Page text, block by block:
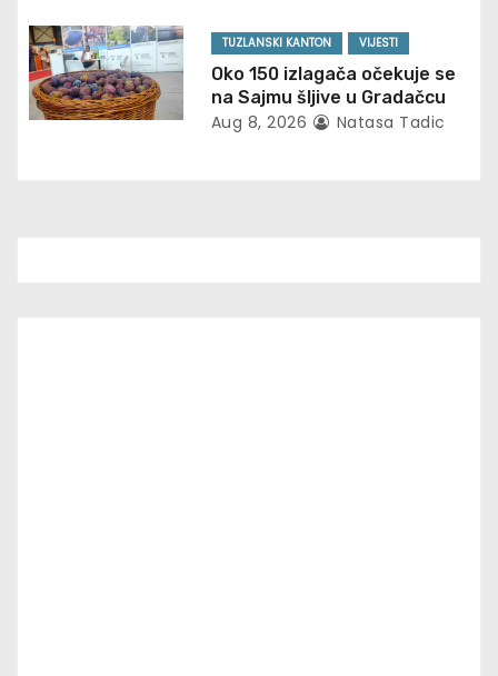
o
n
TUZLANSKI KANTON VIJESTI
Oko 150 izlagača očekuje se
na Sajmu šljive u Gradačcu
Aug 8, 2026 Natasa Tadic